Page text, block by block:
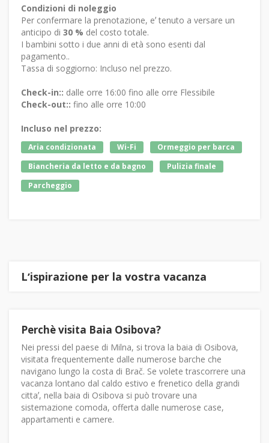
Condizioni di noleggio
Per confermare la prenotazione, eʼ tenuto a versare un
anticipo di 30 % del costo totale.
I bambini sotto i due anni di età sono esenti dal
pagamento..
Tassa di soggiorno: Incluso nel prezzo.
Check-in:: dalle orre 16:00 fino alle orre Flessibile
Check-out:: fino alle orre 10:00
Incluso nel prezzo:
Aria condizionata Wi-Fi
Ormeggio per barca
Biancheria da letto e da bagno
Pulizia finale
Parcheggio
Lʼispirazione per la vostra vacanza
Perchè visita Baia Osibova?
Nei pressi del paese di Milna, si trova la baia di Osibova,
visitata frequentemente dalle numerose barche che
navigano lungo la costa di Brač. Se volete trascorrere una
vacanza lontano dal caldo estivo e frenetico della grandi
cittaʼ, nella baia di Osibova si può trovare una
sistemazione comoda, offerta dalle numerose case,
appartamenti e camere.